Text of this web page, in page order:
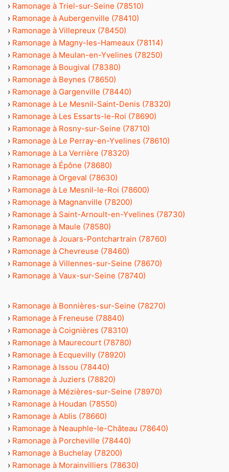
› Ramonage à Triel-sur-Seine (78510)
› Ramonage à Aubergenville (78410)
› Ramonage à Villepreux (78450)
› Ramonage à Magny-les-Hameaux (78114)
› Ramonage à Meulan-en-Yvelines (78250)
› Ramonage à Bougival (78380)
› Ramonage à Beynes (78650)
› Ramonage à Gargenville (78440)
› Ramonage à Le Mesnil-Saint-Denis (78320)
› Ramonage à Les Essarts-le-Roi (78690)
› Ramonage à Rosny-sur-Seine (78710)
› Ramonage à Le Perray-en-Yvelines (78610)
› Ramonage à La Verrière (78320)
› Ramonage à Épône (78680)
› Ramonage à Orgeval (78630)
› Ramonage à Le Mesnil-le-Roi (78600)
› Ramonage à Magnanville (78200)
› Ramonage à Saint-Arnoult-en-Yvelines (78730)
› Ramonage à Maule (78580)
› Ramonage à Jouars-Pontchartrain (78760)
› Ramonage à Chevreuse (78460)
› Ramonage à Villennes-sur-Seine (78670)
› Ramonage à Vaux-sur-Seine (78740)
› Ramonage à Bonnières-sur-Seine (78270)
› Ramonage à Freneuse (78840)
› Ramonage à Coignières (78310)
› Ramonage à Maurecourt (78780)
› Ramonage à Ecquevilly (78920)
› Ramonage à Issou (78440)
› Ramonage à Juziers (78820)
› Ramonage à Mézières-sur-Seine (78970)
› Ramonage à Houdan (78550)
› Ramonage à Ablis (78660)
› Ramonage à Neauphle-le-Château (78640)
› Ramonage à Porcheville (78440)
› Ramonage à Buchelay (78200)
› Ramonage à Morainvilliers (78630)